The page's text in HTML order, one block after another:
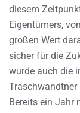
diesem
Eigentümers,
großen Wert
sicher für die
wurde auch die
Bereits ein Jahr